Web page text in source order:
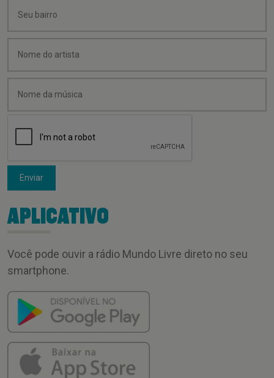
Enviar
APLICATIVO
Você pode ouvir a rádio Mundo Livre direto no seu
smartphone.